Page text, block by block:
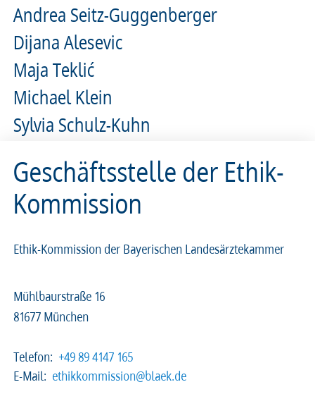
Andrea Seitz-Guggenberger
Dijana Alesevic
Maja Teklić
Michael Klein
Sylvia Schulz-Kuhn
Geschäftsstelle der Ethik-
Kommission
Ethik-Kommission der Bayerischen Landesärztekammer
Mühlbaurstraße 16
81677 München
Telefon: +49 89 4147 165
E-Mail: ethikkommission@blaek.de